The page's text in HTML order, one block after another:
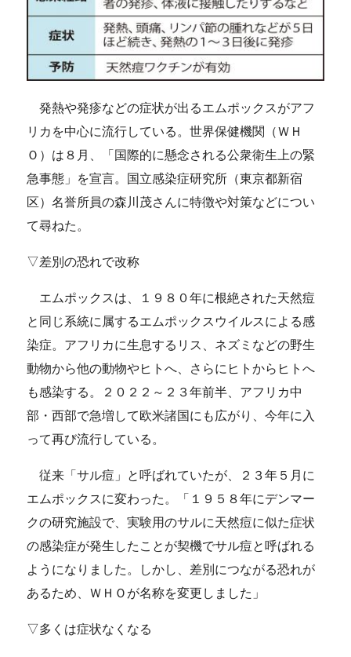
発熱や発疹などの症状が出るエムポックスがアフ
リカを中心に流行している。世界保健機関（ＷＨ
Ｏ）は８月、「国際的に懸念される公衆衛生上の緊
急事態」を宣言。国立感染症研究所（東京都新宿
区）名誉所員の森川茂さんに特徴や対策などについ
て尋ねた。
▽差別の恐れで改称
エムポックスは、１９８０年に根絶された天然痘
と同じ系統に属するエムポックスウイルスによる感
染症。アフリカに生息するリス、ネズミなどの野生
動物から他の動物やヒトへ、さらにヒトからヒトへ
も感染する。２０２２～２３年前半、アフリカ中
部・西部で急増して欧米諸国にも広がり、今年に入
って再び流行している。
従来「サル痘」と呼ばれていたが、２３年５月に
エムポックスに変わった。「１９５８年にデンマー
クの研究施設で、実験用のサルに天然痘に似た症状
の感染症が発生したことが契機でサル痘と呼ばれる
ようになりました。しかし、差別につながる恐れが
あるため、ＷＨＯが名称を変更しました」
▽多くは症状なくなる